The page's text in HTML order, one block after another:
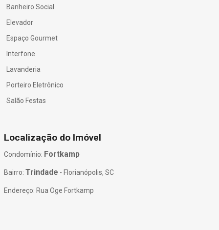
Banheiro Social
Elevador
Espaço Gourmet
Interfone
Lavanderia
Porteiro Eletrônico
Salão Festas
Localização do Imóvel
Condomínio: Fortkamp
Bairro: Trindade - Florianópolis, SC
Endereço: Rua Oge Fortkamp